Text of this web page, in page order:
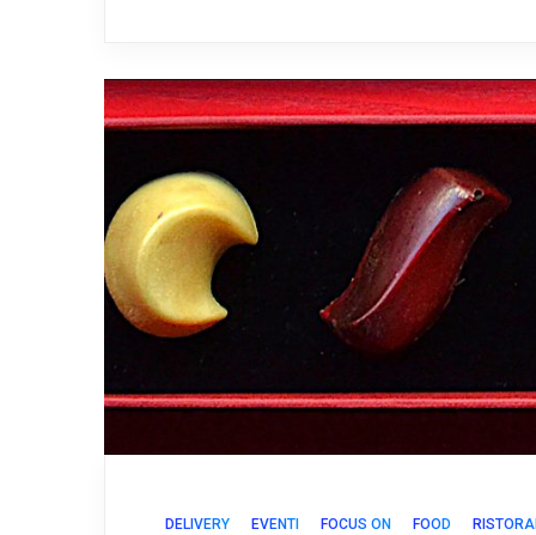
DELIVERY EVENTI FOCUS ON FOOD